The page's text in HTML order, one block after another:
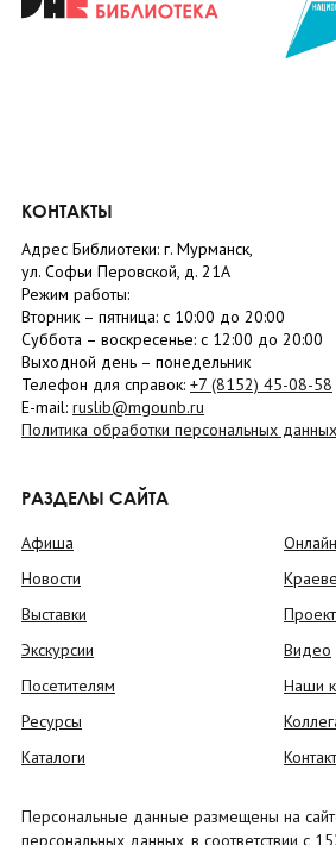
КОНТАКТЫ
Адрес Библиотеки: г. Мурманск,
ул. Софьи Перовской, д. 21А
Режим работы:
Вторник – пятница: с 10:00 до 20:00
Суббота – воскресенье: c 12:00 до 20:00
Выходной день – понедельник
Телефон для справок: +7 (8152) 45-08-58
E-mail: ruslib@mgounb.ru
Политика обработки персональных
РАЗДЕЛЫ САЙТА
Афиша
Новости
Выставки
Экскурсии
Посетителям
Ресурсы
Каталоги
Видео
Наши
Персональные данные размещены на
персональных данных, в соответствии с